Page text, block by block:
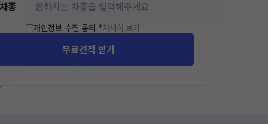
종
개인정보 수집 동의 *자세히 보기
무료견적 받기